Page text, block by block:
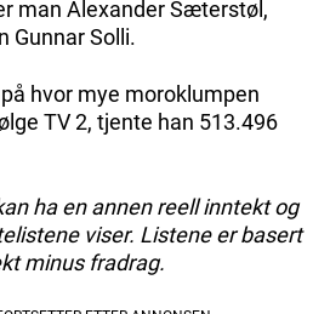
man Alexander Sæterstøl,
Gunnar Solli.
hvor mye moroklumpen
TV 2, tjente han 513.496
ha en annen reell inntekt og
viser. Listene er basert
minus fradrag.